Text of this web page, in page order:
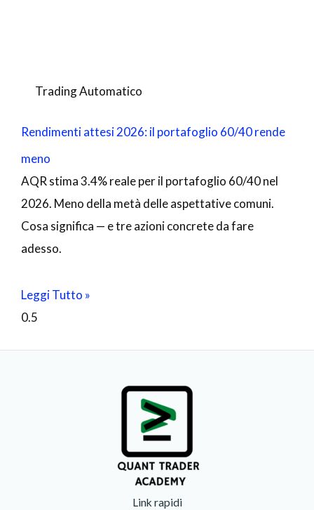
Trading Automatico
Rendimenti attesi 2026: il portafoglio 60/40 rende
meno
AQR stima 3.4% reale per il portafoglio 60/40 nel
2026. Meno della metà delle aspettative comuni.
Cosa significa — e tre azioni concrete da fare
adesso.
Leggi Tutto »
Link rapidi